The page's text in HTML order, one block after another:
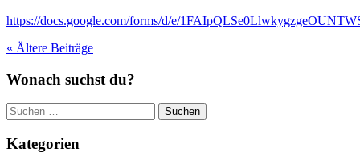
https://docs.google.com/forms/d/e/
« Ältere Beiträge
Wonach suchst du?
Suchen
nach:
Kategorien